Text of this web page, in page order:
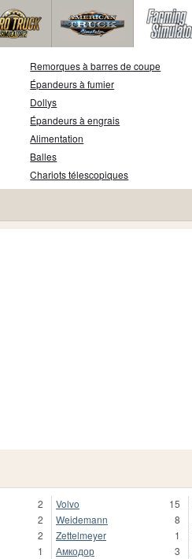
Remorques à barres de coupe
Épandeurs à fumier
Dollys
Épandeurs à engrais
Alimentation
Balles
Chariots télescopiques
2
2
2
1
Volvo
15
Weidemann
8
Zettelmeyer
1
Амкодор
3